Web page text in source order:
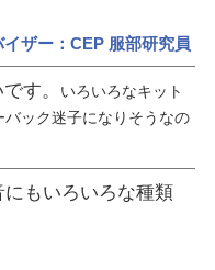
イザー：CEP 服部研究員
す。
いろいろなキット
ック迷子になりそうなの
もいろいろな種類